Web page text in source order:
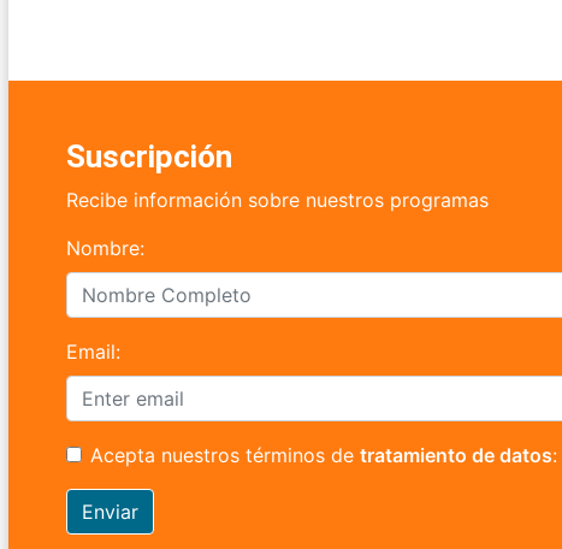
Suscripción
Recibe información sobre nuestros programas
Nombre:
Email:
Acepta nuestros términos de tratamiento de datos:
Enviar